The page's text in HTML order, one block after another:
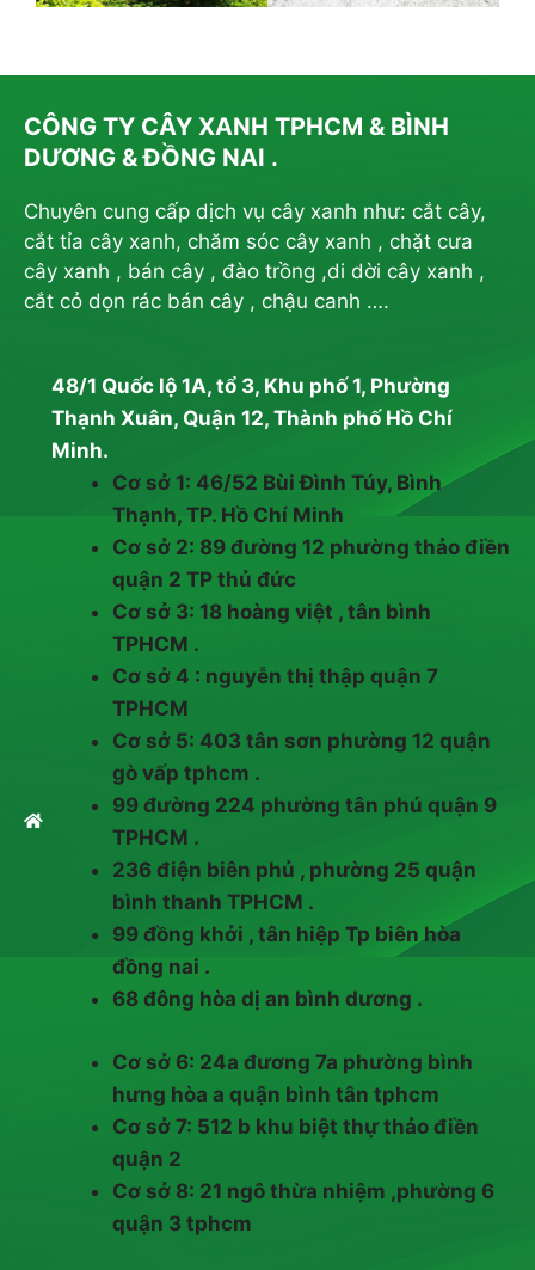
CÔNG TY CÂY XANH TPHCM & BÌNH
DƯƠNG & ĐỒNG NAI .
Chuyên cung cấp dịch vụ cây xanh như: cắt cây,
cắt tỉa cây xanh, chăm sóc cây xanh , chặt cưa
cây xanh , bán cây , đào trồng ,di dời cây xanh ,
cắt cỏ dọn rác bán cây , chậu canh ….
48/1 Quốc lộ 1A, tổ 3, Khu phố 1, Phường
Thạnh Xuân, Quận 12, Thành phố Hồ Chí
Minh.
Cơ sở 1: 46/52 Bùi Đình Túy, Bình
Thạnh, TP. Hồ Chí Minh
Cơ sở 2: 89 đường 12 phường thảo điền
quận 2 TP thủ đức
Cơ sở 3: 18 hoàng việt , tân bình
TPHCM .
Cơ sở 4 : nguyễn thị thập quận 7
TPHCM
Cơ sở 5: 403 tân sơn phường 12 quận
gò vấp tphcm .
99 đường 224 phường tân phú quận 9
TPHCM .
236 điện biên phủ , phường 25 quận
bình thanh TPHCM .
99 đồng khởi , tân hiệp Tp biên hòa
đồng nai .
68 đông hòa dị an bình dương .
Cơ sở 6: 24a đương 7a phường bình
hưng hòa a quận bình tân tphcm
Cơ sở 7: 512 b khu biệt thự thảo điền
quận 2
Cơ sở 8: 21 ngô thừa nhiệm ,phường 6
quận 3 tphcm